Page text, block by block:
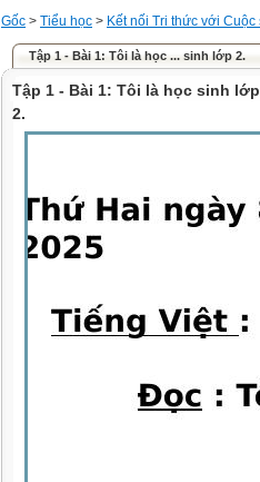
Gốc > Tiểu học > Kết nối Tri thức với Cuộc
Tập 1 - Bài 1: Tôi là học ... sinh lớp 2.
Tập 1 - Bài 1: Tôi là học sinh
2.